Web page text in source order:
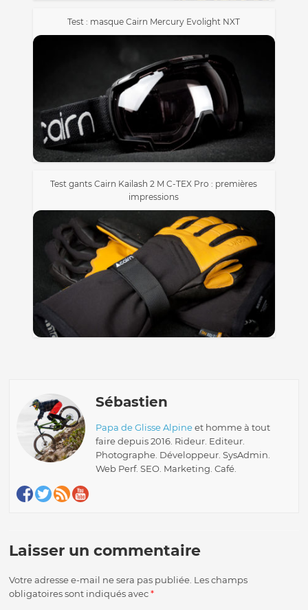
Test : masque Cairn Mercury Evolight NXT
Test gants Cairn Kailash 2 M C-TEX Pro : premières
impressions
Sébastien
Papa de Glisse Alpineet homme à tout
faire depuis 2016. Rideur. Editeur.
Photographe. Développeur. SysAdmin.
Web Perf. SEO. Marketing. Café.
Laisser un commentaire
Votre adresse e-mail ne sera pas publiée. Les champs
obligatoires sont indiqués avec*